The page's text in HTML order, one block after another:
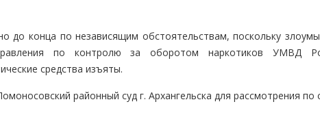
до конца по независящим обстоятельствам, поскольку
по контролю за оборотом наркотиков УМВД
средства изъяты.
районный суд г. Архангельска для рассмотрения по